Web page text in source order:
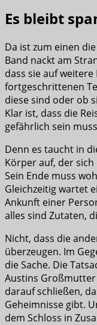
Es bleibt
Da ist zum einen
Band nackt am
dass sie auf
fortgeschrittenen
diese sind oder ob
Klar ist, dass die
gefährlich sein
Denn es taucht in
Körper auf, der
Sein Ende muss
Gleichzeitig wartet
Ankunft einer
alles sind Zutaten,
Nicht, dass die
überzeugen. Im
die Sache. Die
Austins
darauf schließen,
Geheimnisse gibt.
dem Schloss in